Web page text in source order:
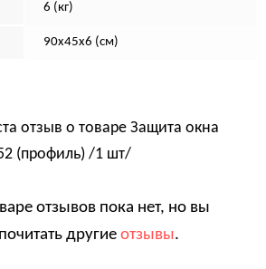
6 (кг)
90х45х6 (см)
отзыв о товаре Защита окна
(профиль) /1 шт/
отзывов пока нет, но вы
другие отзывы.